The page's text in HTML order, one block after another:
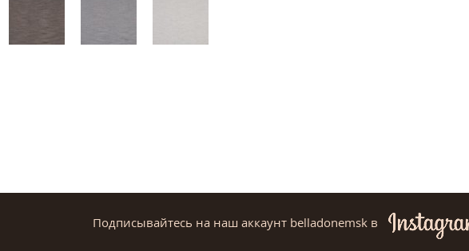
Подписывайтесь на наш аккаунт belladonemsk в